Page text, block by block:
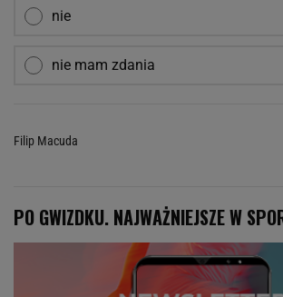
nie
nie mam zdania
Filip Macuda